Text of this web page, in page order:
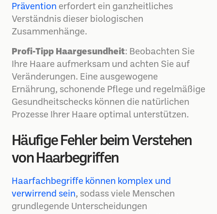
Prävention erfordert ein ganzheitliches
Verständnis dieser biologischen
Zusammenhänge.
Profi-Tipp Haargesundheit: Beobachten Sie
Ihre Haare aufmerksam und achten Sie auf
Veränderungen. Eine ausgewogene
Ernährung, schonende Pflege und regelmäßige
Gesundheitschecks können die natürlichen
Prozesse Ihrer Haare optimal unterstützen.
Häufige Fehler beim Verstehen
von Haarbegriffen
Haarfachbegriffe können komplex und
verwirrend sein, sodass viele Menschen
grundlegende Unterscheidungen